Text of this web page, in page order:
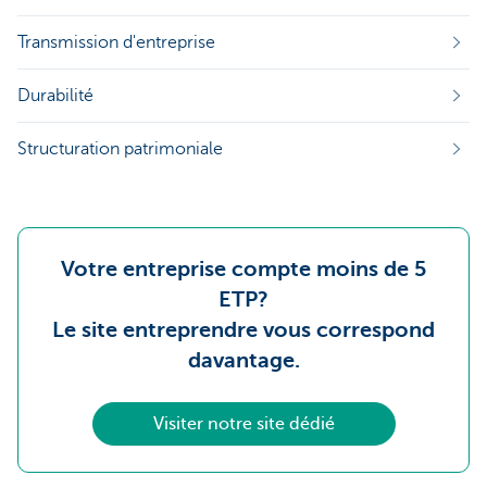
Transmission d'entreprise
Durabilité
Structuration patrimoniale
Votre entreprise compte moins de 5
ETP?
Le site entreprendre vous correspond
davantage.
Visiter notre site dédié